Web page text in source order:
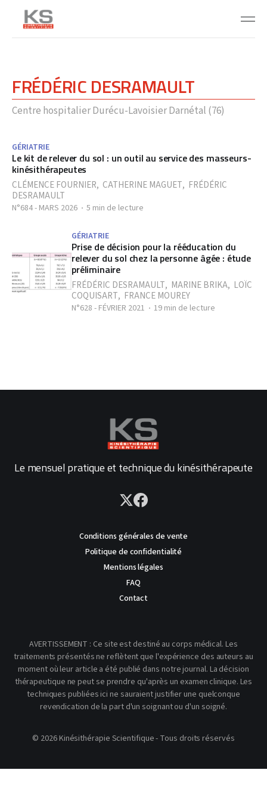
FRÉDÉRIC DESRAMAULT
Centre hospitalier Durécu-Lavoisier Darnétal (76)
GÉRIATRIE
Le kit de relever du sol : un outil au service des masseurs-
kinésithérapeutes
CLÉMENCE FOURNIER, CATHERINE MAGUET, FRÉDÉRIC
DESRAMAULT
N°684 - MARS 2026 5 min de lecture
GÉRIATRIE
Prise de décision pour la rééducation du
relever du sol chez la personne âgée : étude
préliminaire
FRÉDÉRIC DESRAMAULT, MARINE BRIKA, LOÏC
COQUISART, FRANCE MOUREY
N°628 - FÉVRIER 2021 19 min de lecture
Le mensuel pratique et technique du kinésithérapeute
Conditions générales de vente
Politique de confidentialité
Mentions légales
FAQ
Contact
AVERTISSEMENT : Ce site est destiné au corps médical. Les
traitements présentés ne reflètent que l'expérience des auteurs au
moment où leur article a été publié dans notre journal. La décision
thérapeutique ne peut se prendre qu'après un examen clinique. Les
techniques publiées ici ne sauraient justifier une quelconque
revendication de la part d'un soignant ou d'un soigné.
© 2026 Kinésithérapie Scientifique - Tous droits réservés